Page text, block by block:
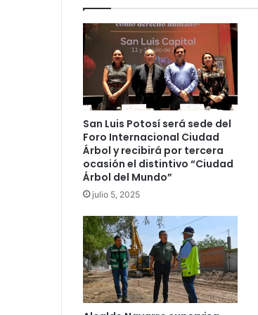
San Luis Potosí será sede del
Foro Internacional Ciudad
Árbol y recibirá por tercera
ocasión el distintivo “Ciudad
Árbol del Mundo”
julio 5, 2025